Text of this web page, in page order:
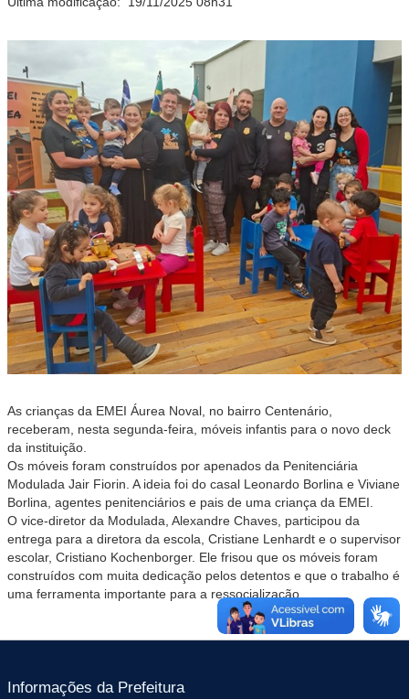
As crianças da EMEI Áurea Noval, no bairro Centenário,
receberam, nesta segunda-feira, móveis infantis para o novo deck
da instituição.
Os móveis foram construídos por apenados da Penitenciária
Modulada Jair Fiorin. A ideia foi do casal Leonardo Borlina e Viviane
Borlina, agentes penitenciários e pais de uma criança da EMEI.
O vice-diretor da Modulada, Alexandre Chaves, participou da
entrega para a diretora da escola, Cristiane Lenhardt e o supervisor
escolar, Cristiano Kochenborger. Ele frisou que os móveis foram
construídos com muita dedicação pelos detentos e que o trabalho é
uma ferramenta importante para a ressocialização.
Informações da Prefeitura